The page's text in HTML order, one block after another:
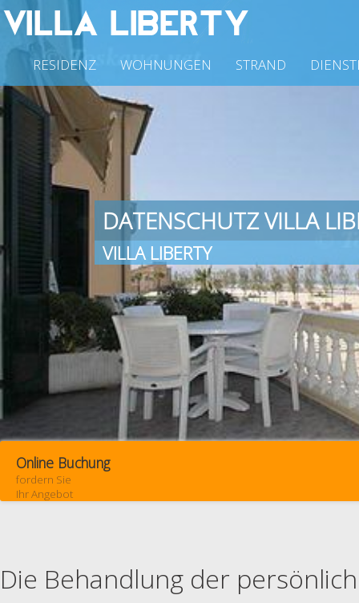
STRAND
WOHNUNGEN
RESIDENZ
DATENSCHUTZ VILLA
VILLA LIBERTY
Online Buchung
fordern Sie
Ihr Angebot
Die Behandlung der